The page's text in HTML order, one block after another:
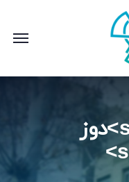
برچسب: <span>دوز